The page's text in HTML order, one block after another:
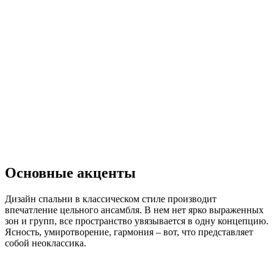
Основные акценты
Дизайн спальни в классическом стиле производит
впечатление цельного ансамбля. В нем нет ярко выраженных
зон и групп, все пространство увязывается в одну концепцию.
Ясность, умиротворение, гармония – вот, что представляет
собой неоклассика.